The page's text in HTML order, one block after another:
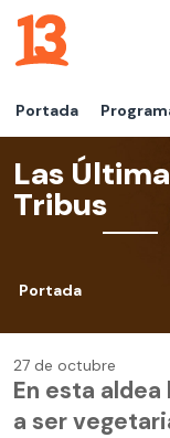
Portada
Las
Tribus
Portada
27 de octubre
En esta
a ser